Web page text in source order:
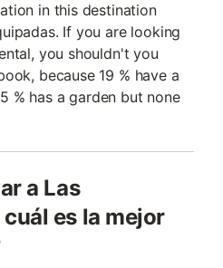
in this destination
If you are looking
you shouldn't you
because 19 % have a
% has a garden but none
a Las
es la mejor